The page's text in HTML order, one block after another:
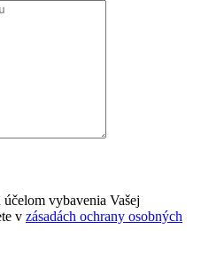
účelom vybavenia Vašej
v zásadách ochrany osobných